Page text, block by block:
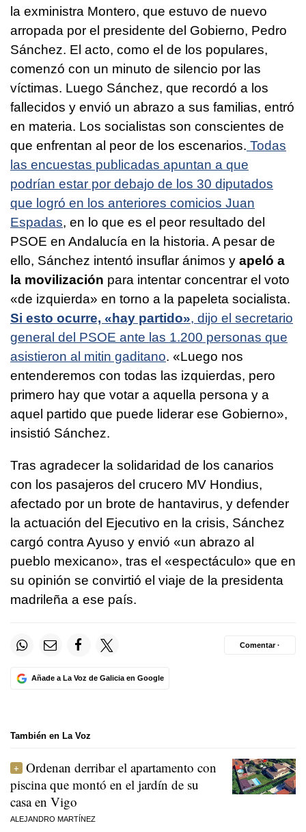
la exministra Montero, que estuvo de nuevo
arropada por el presidente del Gobierno, Pedro
Sánchez. El acto, como el de los populares,
comenzó con un minuto de silencio por las
víctimas. Luego Sánchez, que recordó a los
fallecidos y envió un abrazo a sus familias, entró
en materia. Los socialistas son conscientes de
que enfrentan al peor de los escenarios. Todas
las encuestas publicadas apuntan a que
podrían estar por debajo de los 30 diputados
que logró en los anteriores comicios Juan
Espadas, en lo que es el peor resultado del
PSOE en Andalucía en la historia. A pesar de
ello, Sánchez intentó insuflar ánimos y apeló a
la movilización para intentar concentrar el voto
«de izquierda» en torno a la papeleta socialista.
Si esto ocurre, «hay partido», dijo el secretario
general del PSOE ante las 1.200 personas que
asistieron al mitin gaditano. «Luego nos
entenderemos con todas las izquierdas, pero
primero hay que votar a aquella persona y a
aquel partido que puede liderar ese Gobierno»,
insistió Sánchez.
Tras agradecer la solidaridad de los canarios
con los pasajeros del crucero MV Hondius,
afectado por un brote de hantavirus, y defender
la actuación del Ejecutivo en la crisis, Sánchez
cargó contra Ayuso y envió «un abrazo al
pueblo mexicano», tras el «espectáculo» que en
su opinión se convirtió el viaje de la presidenta
madrileña a ese país.
Añade a La Voz de Galicia en Google
Comentar ·
También en La Voz
Ordenan derribar el apartamento con
piscina que montó en el jardín de su
casa en Vigo
ALEJANDRO MARTÍNEZ